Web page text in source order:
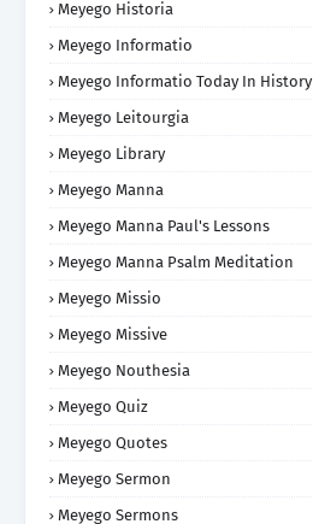
Meyego Historia
Meyego Informatio
Meyego Informatio Today In History
Meyego Leitourgia
Meyego Library
Meyego Manna
Meyego Manna Paul's Lessons
Meyego Manna Psalm Meditation
Meyego Missio
Meyego Missive
Meyego Nouthesia
Meyego Quiz
Meyego Quotes
Meyego Sermon
Meyego Sermons